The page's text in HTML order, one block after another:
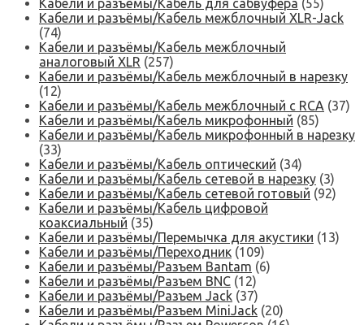
Кабели и разъёмы/Кабель для сабвуфера (55)
Кабели и разъёмы/Кабель межблочный XLR-Jack
(74)
Кабели и разъёмы/Кабель межблочный
аналоговый XLR (257)
Кабели и разъёмы/Кабель межблочный в нарезку
(12)
Кабели и разъёмы/Кабель межблочный с RCA (37)
Кабели и разъёмы/Кабель микрофонный (85)
Кабели и разъёмы/Кабель микрофонный в нарезку
(33)
Кабели и разъёмы/Кабель оптический (34)
Кабели и разъёмы/Кабель сетевой в нарезку (3)
Кабели и разъёмы/Кабель сетевой готовый (92)
Кабели и разъёмы/Кабель цифровой
коаксиальный (35)
Кабели и разъёмы/Перемычка для акустики (13)
Кабели и разъёмы/Переходник (109)
Кабели и разъёмы/Разъем Bantam (6)
Кабели и разъёмы/Разъем BNC (12)
Кабели и разъёмы/Разъем Jack (37)
Кабели и разъёмы/Разъем MiniJack (20)